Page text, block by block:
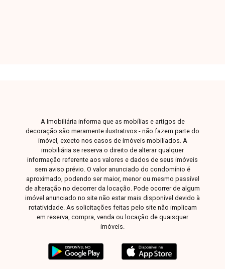
completo com ilha, mesas, cadeiras, cervejeira e
fogão industrial. A piscina conta com
aquecimento elétrico e solar, hidromassagem,
cascata e iluminação, criando um ambiente ideal
para momentos de lazer e confraternização. O
imóvel possui ainda sistema de segurança com
câmeras, cerca elétrica, concertinas, portão
eletrônico e interfone. Além de ser uma
excelente opção para moradia, a propriedade
investimento, com estrutura pronta para locação
de lazer, clientela formada e faturamento
A Imobiliária informa que as mobílias e artigos de
decoração são meramente ilustrativos - não fazem parte do
imóvel, exceto nos casos de imóveis mobiliados. A
imobiliária se reserva o direito de alterar qualquer
informação referente aos valores e dados de seus imóveis
sem aviso prévio. O valor anunciado do condomínio é
aproximado, podendo ser maior, menor ou mesmo passível
de alteração no decorrer da locação. Pode ocorrer de algum
imóvel anunciado no site não estar mais disponível devido à
rotatividade. As solicitações feitas pelo site não implicam
em reserva, compra, venda ou locação de quaisquer
imóveis.